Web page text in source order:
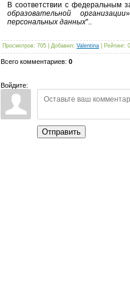
В соответствии с федеральным
образовательной организации
персональных данных"..
Просмотров: 705 Добавил: Valentina Рейтинг:
Всего комментариев: 0
Войдите:
Отправить